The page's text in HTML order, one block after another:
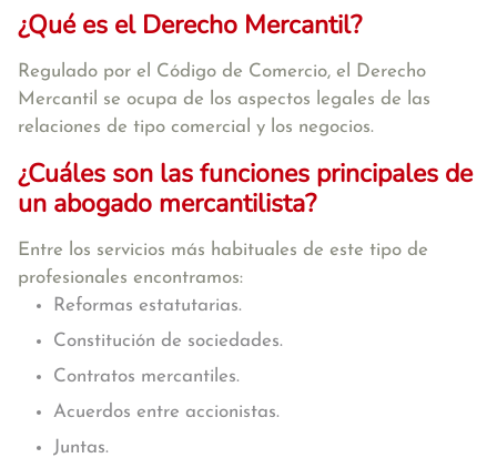
¿Qué es el Derecho Mercantil?
Regulado por el Código de Comercio, el Derecho
Mercantil se ocupa de los aspectos legales de las
relaciones de tipo comercial y los negocios.
¿Cuáles son las funciones principales de
un abogado mercantilista?
Entre los servicios más habituales de este tipo de
profesionales encontramos:
Reformas estatutarias.
Constitución de sociedades.
Contratos mercantiles.
Acuerdos entre accionistas.
Juntas.